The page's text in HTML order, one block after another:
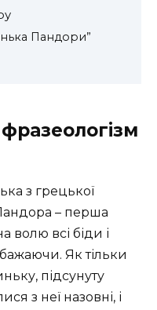
Пандори”
з грецької
– перша
волю всі біди і
бажаючи. Як тільки
підсунуту
з неї назовні, і